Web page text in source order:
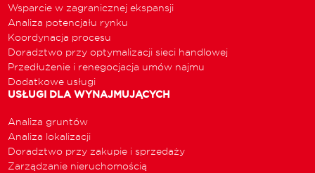
Wsparcie w zagranicznej ekspansji
Analiza potencjału rynku
Koordynacja procesu
Doradztwo przy optymalizacji sieci handlowej
Przedłużenie i renegocjacja umów najmu
Dodatkowe usługi
USŁUGI DLA WYNAJMUJĄCYCH
Analiza gruntów
Analiza lokalizacji
Doradztwo przy zakupie i sprzedaży
Zarządzanie nieruchomością